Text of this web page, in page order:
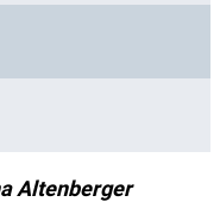
Altenberger